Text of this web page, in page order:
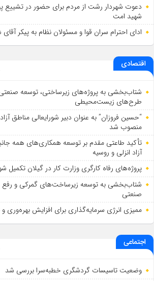
دعوت شهردار رشت از مردم برای حضور در تشییع
شهید امت
ادای احترام سران قوا و مسئولان نظام به پیکر آقای
اقتصادی
شتاب‌بخشی به پروژه‌های زیرساختی، توسعه
طرح‌های زیست‌محیطی
“حسین فروزان” به عنوان دبیر شورایعالی مناطق
منصوب شد
تأكید طاعتی مقدم بر توسعه همكاری‌های همه
آزاد انزلی و روسیه
پروژه‌های رفاه کارگری وزارت کار در گیلان تکمیل
شتاب‌بخشی به توسعه زیرساخت‌های گمركی و رفع
صنعتی
ممیزی انرژی سرمایه‌گذاری برای افزایش بهره‌وری
اجتماعی
وضعیت تاسیسات گردشگری خطبه‌سرا بررسی شد